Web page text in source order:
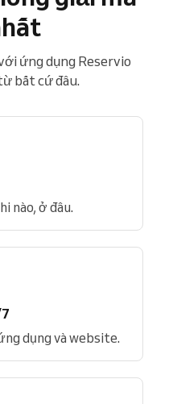
ứng dụng Reservio
bất cứ đâu.
nào, ở đâu.
dụng và website.